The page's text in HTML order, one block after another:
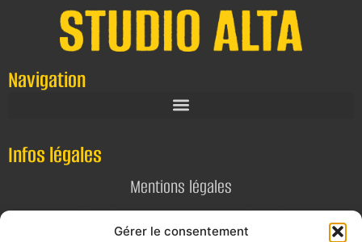
Gérer le consentement
Navigation
Infos légales
Mentions légales
Politique de confidentialité